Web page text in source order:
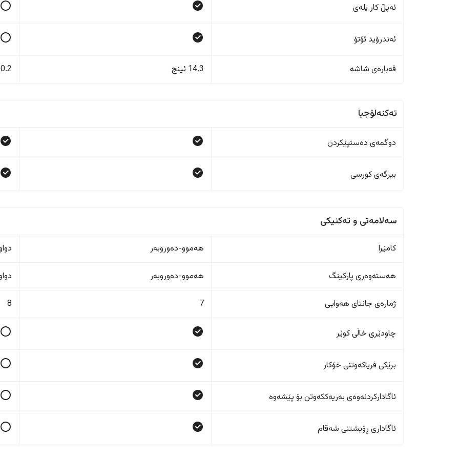
ئەپڵ کار پلەی
ئەندرۆید ئۆتۆ
قەبارەی شاشە 14.3 ئینج 10.2
تەکنەلۆجیا
دوگمەی دەستپێکردن
بیرگەی کورسی
سەلامەتی و تەکنیکی
کامێرا هەموو-دەوروبەر
هەستەوەری پارکینگ هەموو-دەوروبەر
ژمارەی جانتای هەوایی 7
8
چاودێری خاڵی کوێر
برێکی فریاکەوتنی خۆکار
ئاگادارکردنەوەی بەریەککەوتن بۆ پێشەوە
ئاگاداری ڕۆیشتنی شەقام